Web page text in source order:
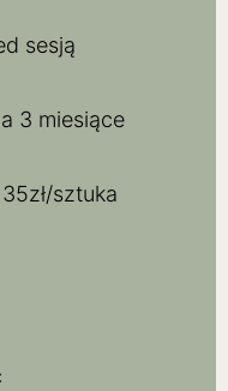
sesją
3 miesiące
sztuka